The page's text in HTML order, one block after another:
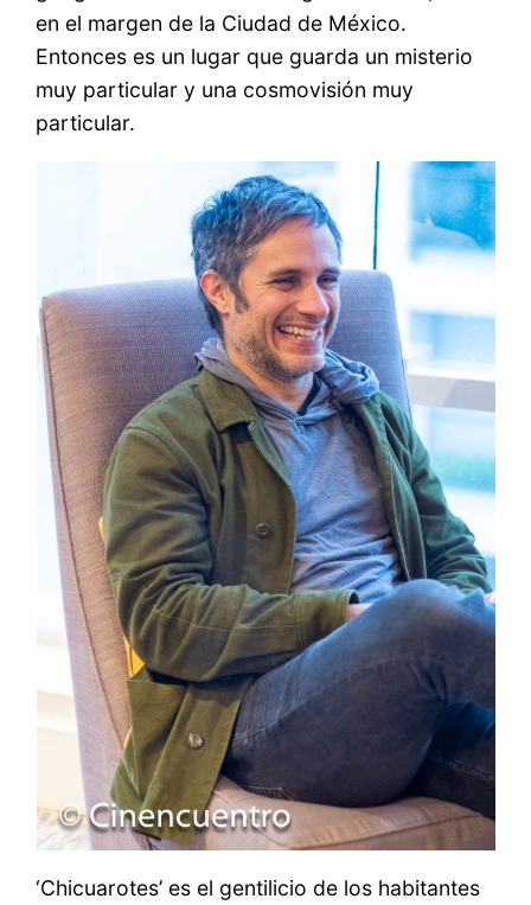
en el margen de la Ciudad de México.
Entonces es un lugar que guarda un misterio
muy particular y una cosmovisión muy
particular.
‘Chicuarotes’ es el gentilicio de los habitantes